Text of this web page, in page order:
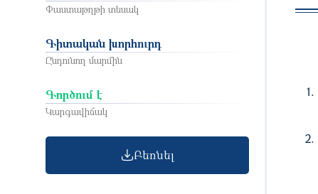
Փաստաթղթի տեսակ
Ընդունող մարմին
Գիտական խորհուրդ
Կարգավիճակ
Գործում է
Բեռնել